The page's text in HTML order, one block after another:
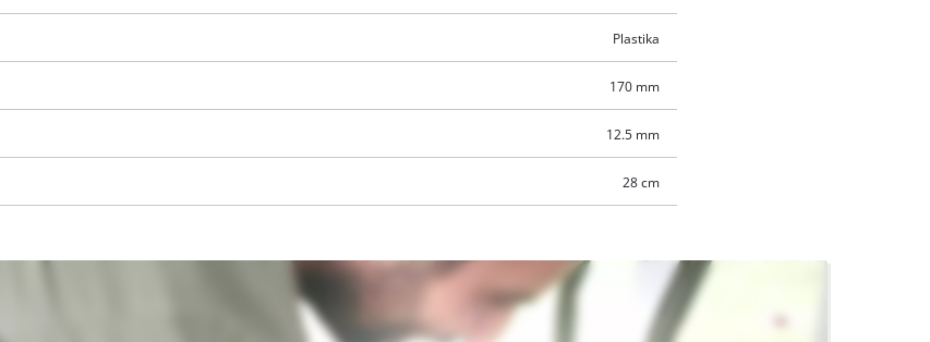
Google Maps usluge!
This content is not permitted to load due
to trackers that are not disclosed to the
Plastika
170 mm
12.5 mm
28 cm